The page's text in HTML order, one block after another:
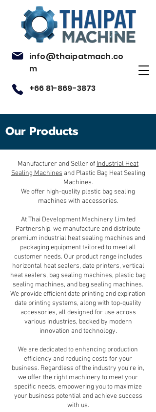
info@thaipatmach.co
m
+66 81-869-3873
Our Products
Manufacturer and Seller of Industrial Heat
Sealing Machines and Plastic Bag Heat Sealing
Machines.
We offer high-quality plastic bag sealing
machines with accessories.
At Thai Development Machinery Limited
Partnership, we manufacture and distribute
premium industrial heat sealing machines and
packaging equipment tailored to meet all
customer needs. Our product range includes
horizontal heat sealers, date printers, vertical
heat sealers, bag sealing machines, plastic bag
sealing machines, and bag sealing machines.
We provide efficient date printing and expiration
date printing systems, along with top-quality
accessories, all designed for use across
various industries, backed by modern
innovation and technology.
We are dedicated to enhancing production
efficiency and reducing costs for your
business. Regardless of the industry you're in,
we offer the right machinery to meet your
specific needs, empowering you to maximize
your business potential and achieve success
with us.